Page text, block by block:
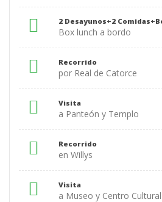
2 Desayunos+2
Box lunch a bordo
Recorrido
por Real de Catorce
Visita
a Panteón y Templo
Recorrido
en Willys
Visita
a Museo y Centro Cultural